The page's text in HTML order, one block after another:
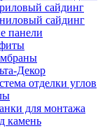
сайдинг
сайдинг
панели
Декор
отделки углов
для монтажа
камень